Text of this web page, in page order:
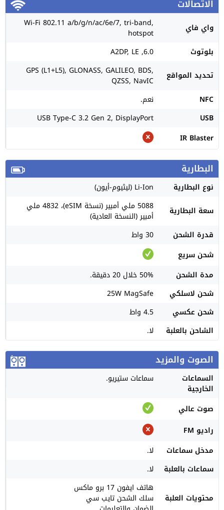
الاتصالات
واي فاي Wi-Fi 802.11 a/b/g/n/ac/6e/7, tri-band,
hotspot
بلوتوث
6.0, A2DP, LE
تحديد المواقع
GPS (L1+L5), GLONASS, GALILEO, BDS,
QZSS, NavIC
NFC
نعم.
USB
USB Type-C 3.2 Gen 2, DisplayPort
IR Blaster
البطارية
نوع البطارية
Li-Ion (ليثيوم-أيون)
سعة البطارية
5088 ملي أمبير (نسخة eSIM)، 4832 ملي
أمبير (النسخة العادية)
قدرة الشحن
30 واط
شحن سريع
مدة الشحن
50% خلال 20 دقيقة.
شحن لاسلكي
25W MagSafe
شحن عكسي
4.5 واط
الشاحن بالعلبة
لا.
الصوت والمزيد
السماعات
الخارجية
سماعات ستيريو.
صوت عالي
راديو FM
مدخل سماعات
لا.
سماعات بالعلبة
لا.
محتويات العلبة
هاتف ايفون 17 برو ماكس
سلك الشحن تايب سي